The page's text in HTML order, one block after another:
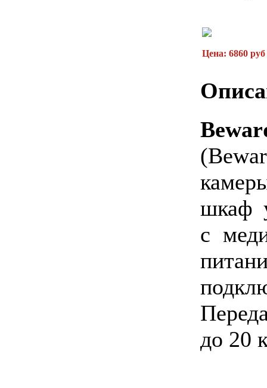
Цена: 6860 руб
шкаф
c
до 20